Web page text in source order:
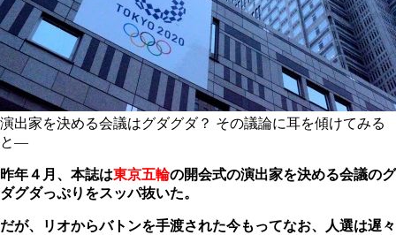
演出家を決める会議はグダグダ？ その議論に耳を傾けてみる
と―
昨年４月、本誌は東京五輪の開会式の演出家を決める会議のグ
ダグダっぷりをスッパ抜いた。
だが、リオからバトンを手渡された今もってなお、人選は遅々